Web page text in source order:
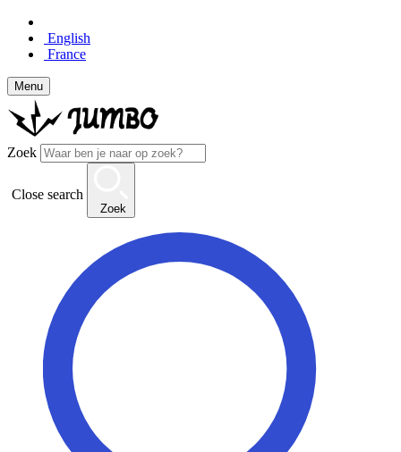
English
France
Menu
Zoek
Close search
Zoek